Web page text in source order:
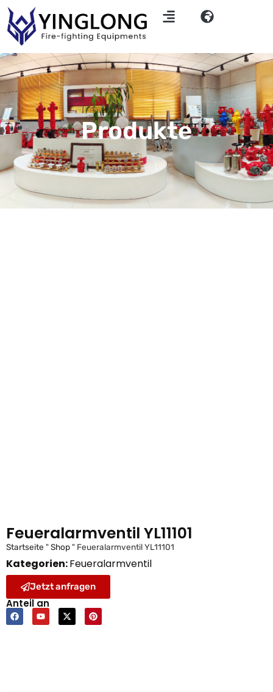
Produkte
Feueralarmventil YL11101
Startseite "Shop" Feueralarmventil YL11101
Kategorien:Feueralarmventil
Jetzt anfragen
Anteil an